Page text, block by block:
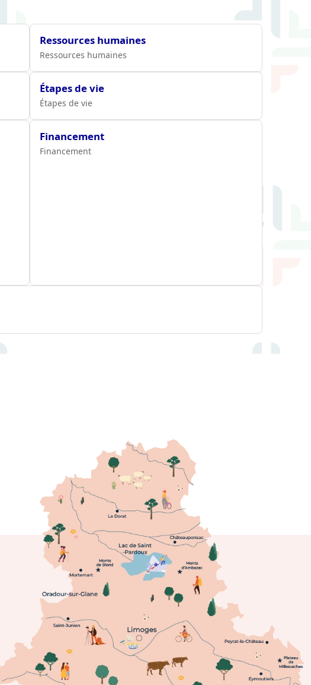
Ressources humaines
Ressources humaines
Étapes de vie
Étapes de vie
Financement
Financement